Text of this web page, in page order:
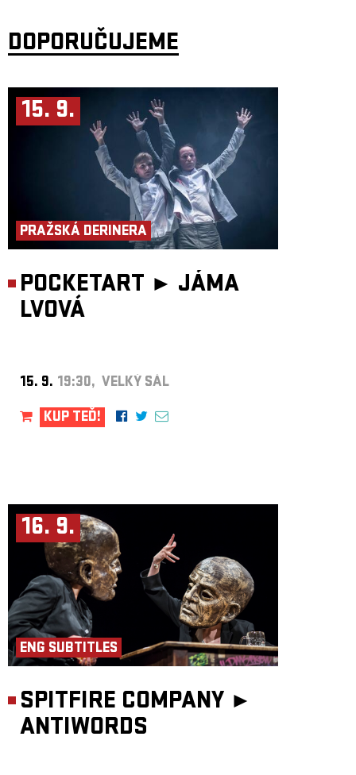
Dnešní doba je velmi odlišná, co se ale nezměnilo, je náš způsob
vyprávění – ve třech příbězích, které s vámi chceme sdílet, klademe
důraz na humor i zcizovaní, které nám pomáhají otevírat obtížná témata,
na charakterní herectví a živou hudbu.
svět je plný démonů a duchů. Jednou z těchto nadpřirozených bytostí
byla Mory, později Můra. Byl to noční tvor, duše zemřelého, která
nedošla klidu a v noci si sedala spícím lidem na hruď a tlačila je. Můra
tím měla dotyčného varovat před nebezpečím. Samotné jméno je
odvozené právě od této činnosti – tlačení nebo mačkání. Indoevropský
kořen mer- znamenající „mačkat“ nebo „třít“ lze najít nejen ve
slovanských jazycích, ale například i v anglickém slově mare (později
nightmare – noční můra) nebo v norském výrazu pro noční můru –
Ti, kdo varují před nebezpečím, většinou nebývají příliš oblíbení. Už
v předkřesťanských dobách muži věřili, že za nepokoje mohou ženští
duchové. Proto bývala můra často zobrazována jako žena. V novějších
interpretacích, vycházejících z norské Ságy o Ynglinzích, je zřejmé, že
ženy bývaly první, kdo varoval před nebezpečím a pomáhaly
Pro diváky od 14 let.
Délka: 60 minut
Hrají: Alena Novotná, Audun Brattegard Oseid a Embla Persdottir
Hudba: Anna Moberg a Embla Persdottir
Produkce: Iva Moberg
DOPORUČUJEME
15. 9.
PRAŽSKÁ DERINERA
POCKETART ► JÁMA
LVOVÁ
15. 9. 19:30, VELKÝ SÁL
KUP TEĎ!
16. 9.
ENG SUBTITLES
SPITFIRE COMPANY ►
ANTIWORDS